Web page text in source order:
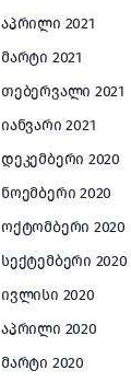
აპრილი 2021
მარტი 2021
თებერვალი 2021
იანვარი 2021
დეკემბერი 2020
ნოემბერი 2020
ოქტომბერი 2020
სექტემბერი 2020
ივლისი 2020
აპრილი 2020
მარტი 2020